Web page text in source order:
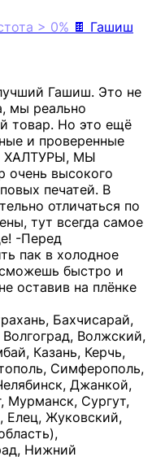
> 0% 🍫 Гашиш
Гашиш. Это не
мы реально
товар. Но это ещё
и проверенные
ХАЛТУРЫ, МЫ
высокого
печатей. В
отличаться по
тут всегда самое
-Перед
пак в холодное
быстро и
оставив на плёнке
Бахчисарай,
Волжский,
Казань, Керчь,
Симферополь,
Джанкой,
Мурманск, Сургут,
Елец, Жуковский,
Нижний